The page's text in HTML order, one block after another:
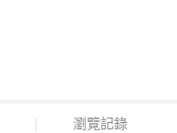
瀏覽記錄